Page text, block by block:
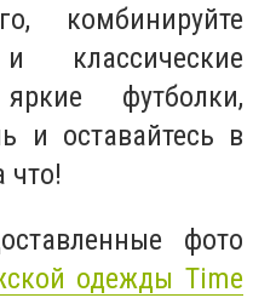
комбинируйте
футболки,
и оставайтесь в
что!
фото
одежды Time